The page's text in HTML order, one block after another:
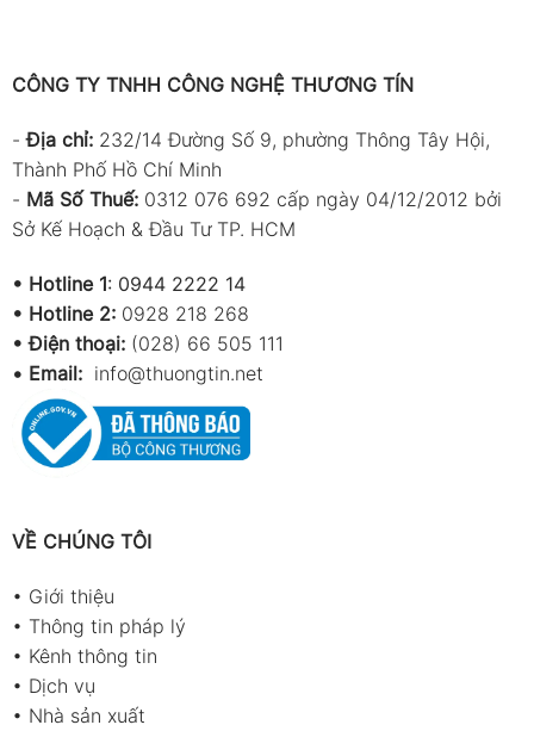
CÔNG TY TNHH CÔNG NGHỆ THƯƠNG TÍN
-Địa chỉ: 232/14 Đường Số 9, phường Thông Tây Hội,
Thành Phố Hồ Chí Minh
- Mã Số Thuế: 0312 076 692 cấp ngày 04/12/2012 bởi
Sở Kế Hoạch & Đầu Tư TP. HCM
• Hotline 1: 0944 2222 14
• Hotline 2: 0928 218 268
• Điện thoại: (028) 66 505 111
• Email: info@thuongtin.net
VỀ CHÚNG TÔI
• Giới thiệu
• Thông tin pháp lý
• Kênh thông tin
• Dịch vụ
• Nhà sản xuất